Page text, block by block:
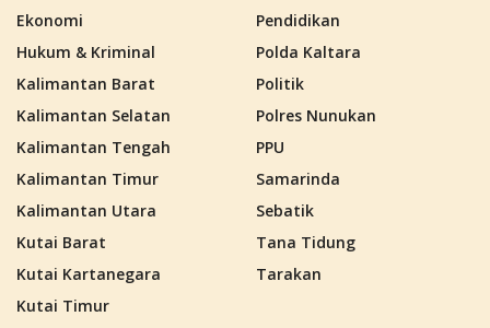
Ekonomi
Hukum & Kriminal
Kalimantan Barat
Kalimantan Selatan
Kalimantan Tengah
Kalimantan Timur
Kalimantan Utara
Kutai Barat
Kutai Kartanegara
Kutai Timur
Pendidikan
Polda Kaltara
Politik
Polres Nunukan
PPU
Samarinda
Sebatik
Tana Tidung
Tarakan